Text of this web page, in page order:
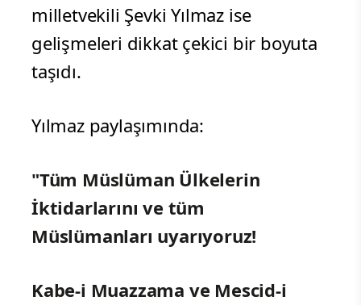
milletvekili Şevki Yılmaz ise
gelişmeleri dikkat çekici bir boyuta
taşıdı.
Yılmaz paylaşımında:
"Tüm Müslüman Ülkelerin
İktidarlarını ve tüm
Müslümanları uyarıyoruz!
Kabe-i Muazzama ve Mescid-i